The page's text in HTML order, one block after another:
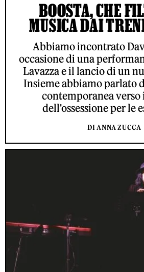
BOOSTA, CHE
MUSICA DAI
Abbiamo incontrato
occasione di una
Lavazza e il lancio di un
Insieme abbiamo parlato
contemporanea verso
dell'ossessione per le
DI ANNA ZUCCA